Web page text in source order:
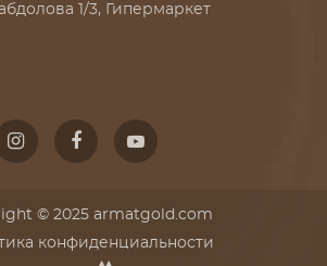
1/3, Гипермаркет
© 2025 armatgold.com
конфиденциальности